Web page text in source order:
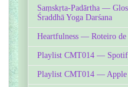
Saṃskṛta-Padārtha —
Śraddhā Yoga Darśana
Heartfulness — Roteiro de
Playlist CMT014 —
Playlist CMT014 — Apple